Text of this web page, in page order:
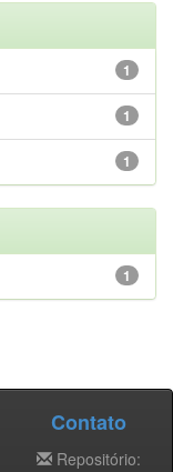
1
1
1
1
Contato
Repositório: